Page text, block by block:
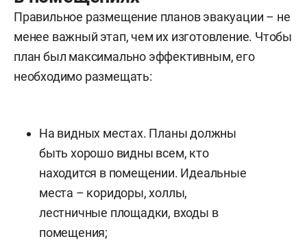
Правильное размещение планов эвакуации – не
менее важный этап, чем их изготовление. Чтобы
план был максимально эффективным, его
необходимо размещать:
На видных местах. Планы должны
быть хорошо видны всем, кто
находится в помещении. Идеальные
места – коридоры, холлы,
лестничные площадки, входы в
помещения;